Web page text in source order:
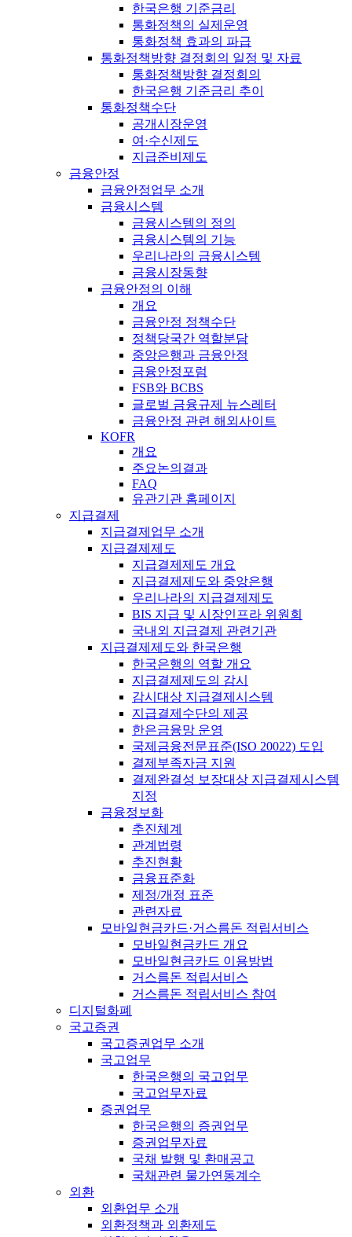
한국은행 기준금리
통화정책의 실제운영
통화정책 효과의 파급
통화정책방향 결정회의 일정 및 자료
통화정책방향 결정회의
한국은행 기준금리 추이
통화정책수단
공개시장운영
여·수신제도
지급준비제도
금융안정
금융안정업무 소개
금융시스템
금융시스템의 정의
금융시스템의 기능
우리나라의 금융시스템
금융시장동향
금융안정의 이해
개요
금융안정 정책수단
정책당국간 역할분담
중앙은행과 금융안정
금융안정포럼
FSB와 BCBS
글로벌 금융규제 뉴스레터
금융안정 관련 해외사이트
KOFR
개요
주요논의결과
FAQ
유관기관 홈페이지
지급결제
지급결제업무 소개
지급결제제도
지급결제제도 개요
지급결제제도와 중앙은행
우리나라의 지급결제제도
BIS 지급 및 시장인프라 위원회
국내외 지급결제 관련기관
지급결제제도와 한국은행
한국은행의 역할 개요
지급결제제도의 감시
감시대상 지급결제시스템
지급결제수단의 제공
한은금융망 운영
국제금융전문표준(ISO 20022) 도입
결제부족자금 지원
결제완결성 보장대상 지급결제시스템
지정
금융정보화
추진체계
관계법령
추진현황
금융표준화
제정/개정 표준
관련자료
모바일현금카드·거스름돈 적립서비스
모바일현금카드 개요
모바일현금카드 이용방법
거스름돈 적립서비스
거스름돈 적립서비스 참여
디지털화폐
국고증권
국고증권업무 소개
국고업무
한국은행의 국고업무
국고업무자료
증권업무
한국은행의 증권업무
증권업무자료
국채 발행 및 환매공고
국채관련 물가연동계수
외환
외환업무 소개
외환정책과 외환제도